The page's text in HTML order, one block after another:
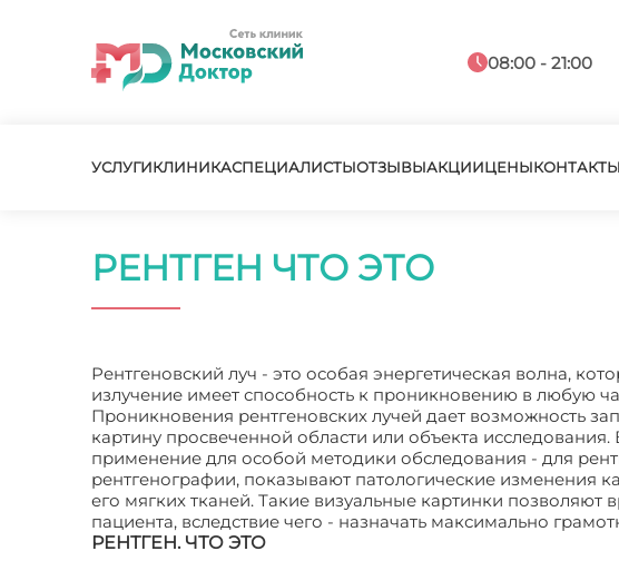
08:00 - 21:00
УСЛУГИКЛИНИКАСПЕЦИАЛИСТЫОТЗЫВЫАКЦИИЦЕНЫКОНТАКТЫ
РЕНТГЕН ЧТО ЭТО
Рентгеновский луч - это особая энергетическая волна,
излучение имеет способность к проникновению в любую
Проникновения рентгеновских лучей дает возможность
картину просвеченной области или объекта
применение для особой методики обследования - для
рентгенографии, показывают патологические изменения
его мягких тканей. Такие визуальные картинки
пациента, вследствие чего - назначать максимально
РЕНТГЕН. ЧТО ЭТО